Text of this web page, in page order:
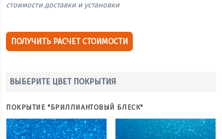
стоимости доставки и установки
ПОЛУЧИТЬ РАСЧЕТ СТОИМОСТИ
ВЫБЕРИТЕ ЦВЕТ ПОКРЫТИЯ
ПОКРЫТИЕ "БРИЛЛИАНТОВЫЙ БЛЕСК"